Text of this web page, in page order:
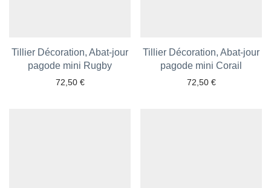
Tillier Décoration, Abat-jour
pagode mini Rugby
72,50 €
Ajouter aux favoris
Tillier Décoration, Abat-jour
pagode mini Corail
72,50 €
Ajouter aux favoris